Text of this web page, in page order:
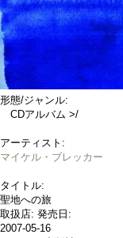
形態/ジャンル:
CDアルバム >/
アーティスト:
マイケル・ブレッカー
タイトル:
聖地への旅
取扱店: 発売日:
2007-05-16